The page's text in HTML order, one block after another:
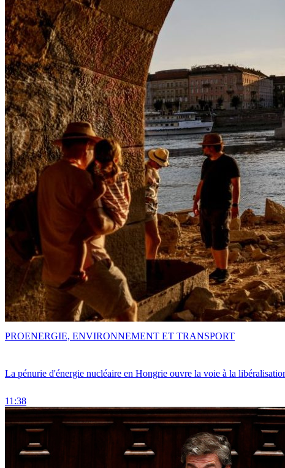
La pénurie d'énergie nucléaire en Hongrie ouvre la voie à la
11:38
PROENERGIE, ENVIRONNEMENT ET TRANSPORT